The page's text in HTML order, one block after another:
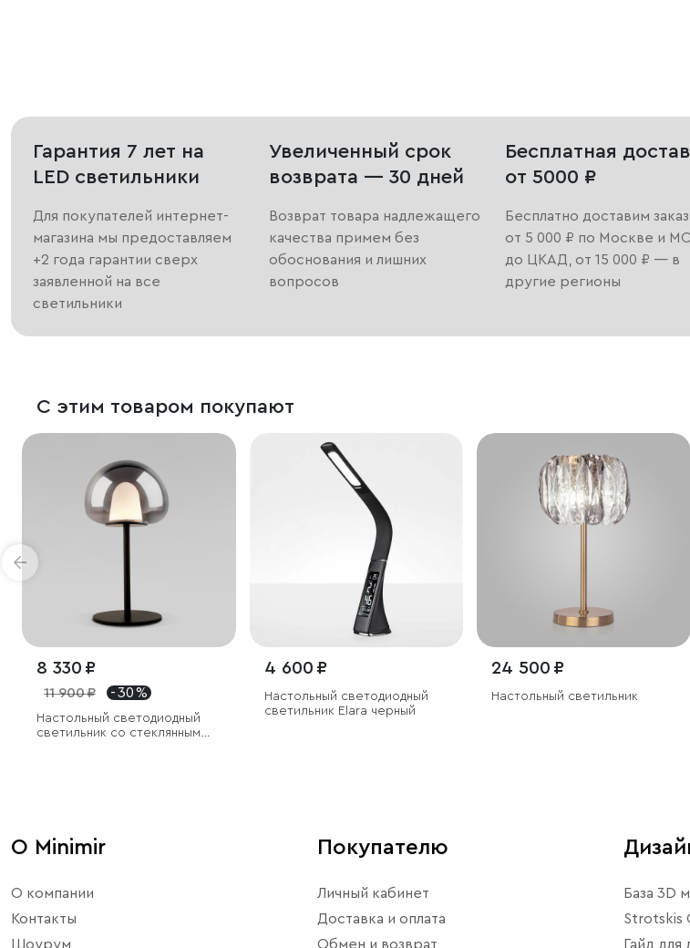
Гарантия 7 лет на
LED светильники
Для покупателей интернет-
магазина мы предоставляем
+2 года гарантии сверх
заявленной на все
светильники
Увеличенный срок
возврата — 30 дней
Возврат товара надлежащего
качества примем без
обоснования и лишних
вопросов
Бесплатная
от 5000 ₽
Бесплатно доставим
от 5 000 ₽ по Москве и
до ЦКАД, от 15 000 ₽ — в
другие регионы
С этим товаром покупают
8 330 ₽
11 900 ₽ - 30 %
Настольный светодиодный
светильник со стеклянным
4 600 ₽
Настольный светодиодный
светильник Elara черный
24 500 ₽
Настольный светильник
О Minimir
О компании
Контакты
Шоурум
Покупателю
Личный кабинет
Доставка и оплата
Обмен и возврат
База 3D
Strotskis
Гайд для